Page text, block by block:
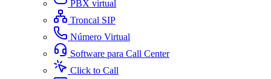
PBX virtual
Troncal SIP
Número Virtual
Software para Call Center
Click to Call